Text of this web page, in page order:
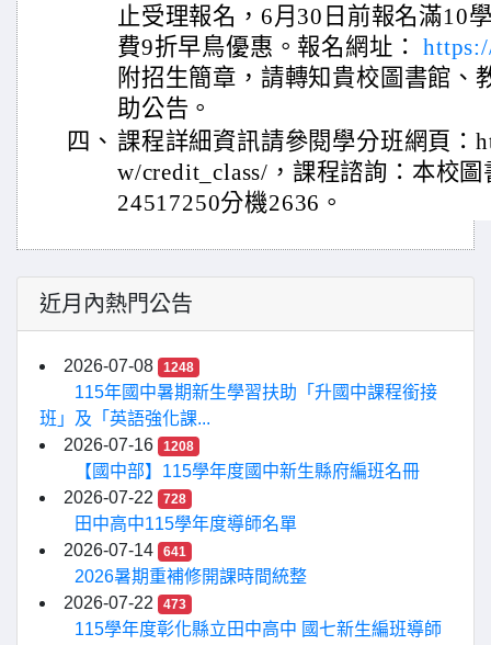
止受理報名，6月30日前報名滿10
費9折早鳥優惠。報名網址：
附招生簡章，請轉知貴校圖書館、
助公告。
四、 課程詳細資訊請參閱學分班網頁：
w/credit_class/，課程諮詢：本校
24517250分機2636。
近月內熱門公告
2026-07-08 1248
115年國中暑期新生學習扶助「升國中課程銜接
班」及「英語強化課...
2026-07-16
1208
【國中部】115學年度國中新生縣府編班名冊
2026-07-22
728
田中高中115學年度導師名單
2026-07-14
641
2026暑期重補修開課時間統整
2026-07-22
473
115學年度彰化縣立田中高中 國七新生編班導師